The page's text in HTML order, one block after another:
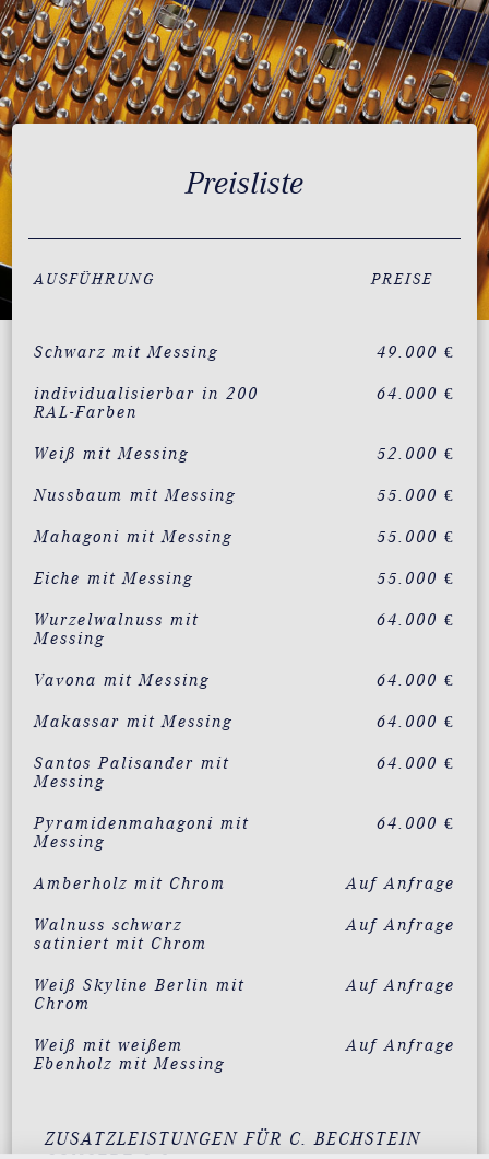
Preisliste
AUSFÜHRUNG PREISE
Schwarz mit Messing 49.000 €
individualisierbar in 200
RAL-Farben
64.000 €
Weiß mit Messing 52.000 €
Nussbaum mit Messing 55.000 €
Mahagoni mit Messing 55.000 €
Eiche mit Messing 55.000 €
Wurzelwalnuss mit
Messing
64.000 €
Vavona mit Messing 64.000 €
Makassar mit Messing 64.000 €
Santos Palisander mit
Messing
64.000 €
Pyramidenmahagoni mit
Messing
64.000 €
Amberholz mit Chrom Auf Anfrage
Walnuss schwarz
satiniert mit Chrom
Auf Anfrage
Weiß Skyline Berlin mit
Chrom
Auf Anfrage
Weiß mit weißem
Ebenholz mit Messing
Auf Anfrage
ZUSATZLEISTUNGEN FÜR C. BECHSTEIN